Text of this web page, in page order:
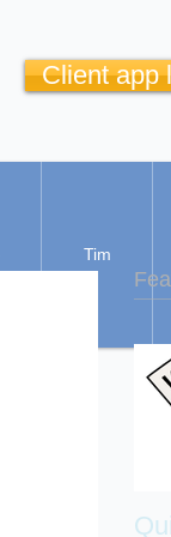
Client app
Tim